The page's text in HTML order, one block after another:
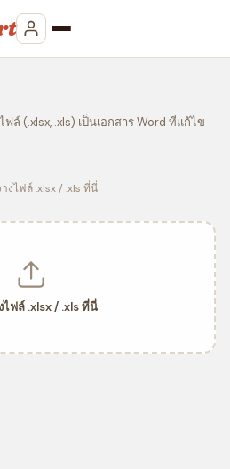
ล์ (.xlsx, .xls) เป็นเอกสาร Word ที่แก้ไข
งไฟล์ .xlsx / .xls ที่นี่
ไฟล์ .xlsx / .xls ที่นี่